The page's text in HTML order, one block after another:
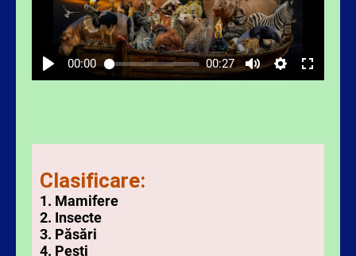
00:00 00:27
Clasificare:
1. Mamifere
2. Insecte
3. Păsări
4. Pești